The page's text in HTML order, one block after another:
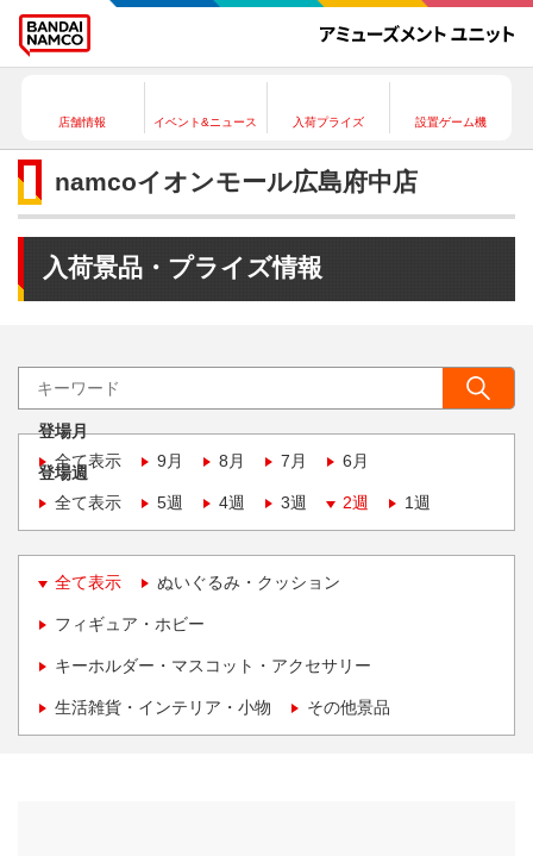
店舗情報 イベント&ニュース 入荷プライズ 設置ゲーム機
namcoイオンモール広島府中店
入荷景品・プライズ情報
登場月
全て表示
9月 8月 7月 6月
登場週
全て表示
5週 4週 3週 2週 1週
全て表示 ぬいぐるみ・クッション
フィギュア・ホビー
キーホルダー・マスコット・アクセサリー
生活雑貨・インテリア・小物 その他景品